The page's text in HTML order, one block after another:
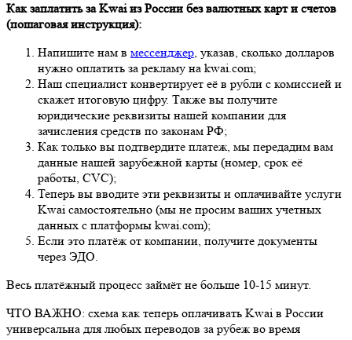
Как заплатить за Kwai из России без валютных карт и счетов
(пошаговая инструкция):
Напишите нам в мессенджер, указав, сколько долларов
нужно оплатить за рекламу на kwai.com;
Наш специалист конвертирует её в рубли с комиссией и
скажет итоговую цифру. Также вы получите
юридические реквизиты нашей компании для
зачисления средств по законам РФ;
Как только вы подтвердите платеж, мы передадим вам
данные нашей зарубежной карты (номер, срок её
работы, CVC);
Теперь вы вводите эти реквизиты и оплачивайте услуги
Kwai самостоятельно (мы не просим ваших учетных
данных с платформы kwai.com);
Если это платёж от компании, получите документы
через ЭДО.
Весь платёжный процесс займёт не больше 10-15 минут.
ЧТО ВАЖНО: схема как теперь оплачивать Kwai в России
универсальна для любых переводов за рубеж во время